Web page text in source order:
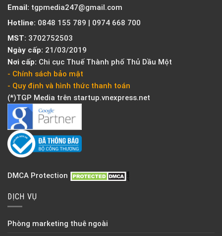
Email: tgpmedia247@gmail.com
Hotline: 0848 155 789 | 0974 668 700
MST: 3702752503
Ngày cấp: 21/03/2019
Nơi cấp: Chi cục Thuế Thành phố Thủ Dầu Một
- Chính sách bảo mật
- Quy định và hình thức thanh toán
(*)TGP Media trên startup.vnexpress.net
DMCA Protection
DỊCH VỤ
Phòng marketing thuê ngoài